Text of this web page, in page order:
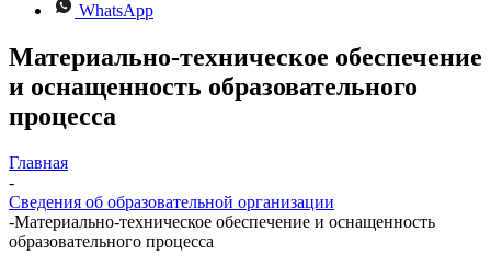
WhatsApp
Материально-техническое обеспечение
и оснащенность образовательного
процесса
Главная
-
Сведения об образовательной организации
-Материально-техническое обеспечение и оснащенность
образовательного процесса